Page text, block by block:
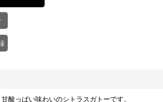
酸っぱい味わいのシトラスガトーです。